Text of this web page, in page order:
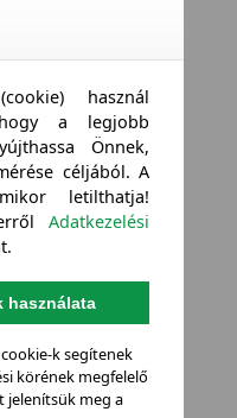
használ
a legjobb
Önnek,
céljából. A
letilthatja!
errőlAdatkezelési
használata
k segítenek
körének megfelelő
jelenítsük meg a